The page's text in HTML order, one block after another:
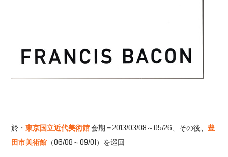
於・東京国立近代美術館会期＝2013/03/08～05/26、その後、豊
田市美術館 （06/08～09/01）を巡回